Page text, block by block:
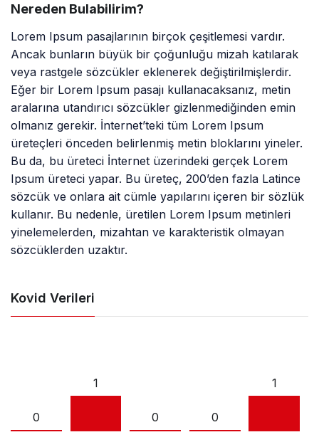
Nereden Bulabilirim?
Lorem Ipsum pasajlarının birçok çeşitlemesi vardır.
Ancak bunların büyük bir çoğunluğu mizah katılarak
veya rastgele sözcükler eklenerek değiştirilmişlerdir.
Eğer bir Lorem Ipsum pasajı kullanacaksanız, metin
aralarına utandırıcı sözcükler gizlenmediğinden emin
olmanız gerekir. İnternet’teki tüm Lorem Ipsum
üreteçleri önceden belirlenmiş metin bloklarını yineler.
Bu da, bu üreteci İnternet üzerindeki gerçek Lorem
Ipsum üreteci yapar. Bu üreteç, 200’den fazla Latince
sözcük ve onlara ait cümle yapılarını içeren bir sözlük
kullanır. Bu nedenle, üretilen Lorem Ipsum metinleri
yinelemelerden, mizahtan ve karakteristik olmayan
sözcüklerden uzaktır.
Kovid Verileri
0
1
0 0
1